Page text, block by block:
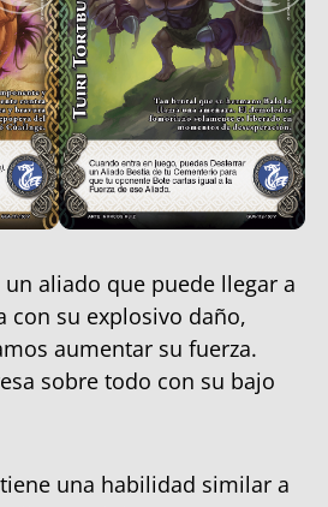
un aliado que puede llegar a
su explosivo daño,
aumentar su fuerza.
sobre todo con su bajo
tiene una habilidad similar a